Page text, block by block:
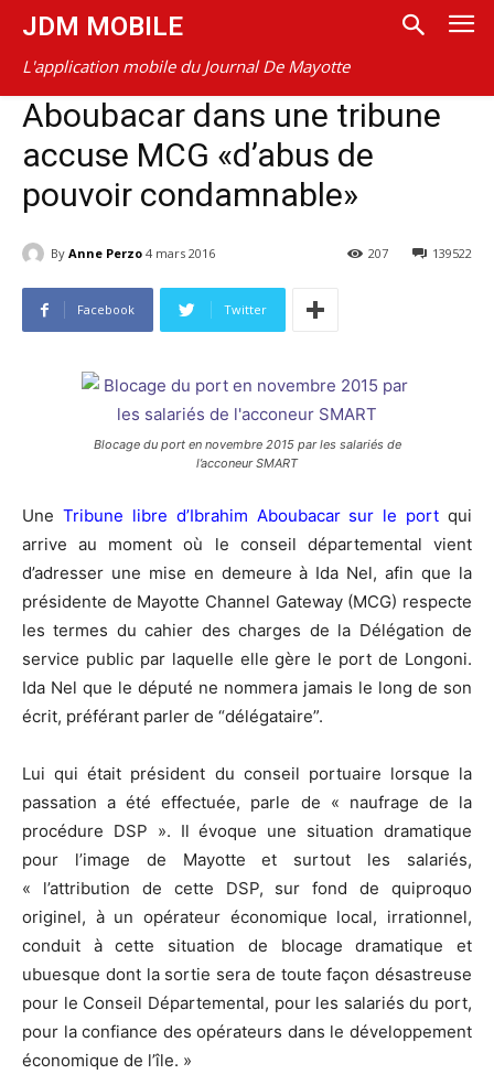
JDM MOBILE
L'application mobile du Journal De Mayotte
Aboubacar dans une tribune
accuse MCG «d’abus de
pouvoir condamnable»
By Anne Perzo 4 mars 2016 139522
207
Facebook Twitter
Blocage du port en novembre 2015 par les salariés de
l’acconeur SMART
Une Tribune libre d’Ibrahim Aboubacar sur le port qui
arrive au moment où le conseil départemental vient
d’adresser une mise en demeure à Ida Nel, afin que la
présidente de Mayotte Channel Gateway (MCG) respecte
les termes du cahier des charges de la Délégation de
service public par laquelle elle gère le port de Longoni.
Ida Nel que le député ne nommera jamais le long de son
écrit, préférant parler de “délégataire”.
Lui qui était président du conseil portuaire lorsque la
passation a été effectuée, parle de « naufrage de la
procédure DSP ». Il évoque une situation dramatique
pour l’image de Mayotte et surtout les salariés,
« l’attribution de cette DSP, sur fond de quiproquo
originel, à un opérateur économique local, irrationnel,
conduit à cette situation de blocage dramatique et
ubuesque dont la sortie sera de toute façon désastreuse
pour le Conseil Départemental, pour les salariés du port,
pour la confiance des opérateurs dans le développement
économique de l’île. »